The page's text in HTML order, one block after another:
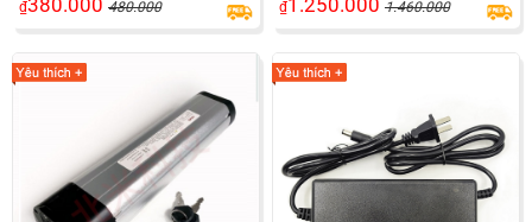
₫380.000 480.000 ₫1.250.000 1.460.000